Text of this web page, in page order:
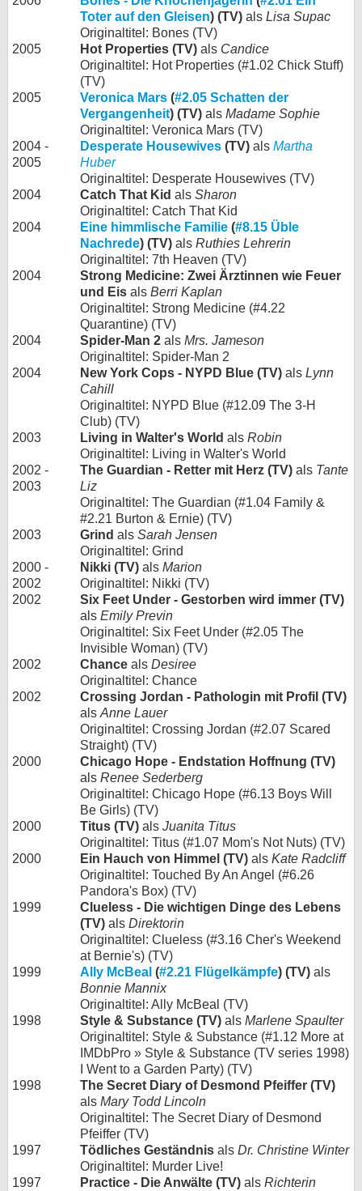
Toter auf den Gleisen) (TV) als Lisa Supac
Originaltitel: Bones (TV)
2005
Hot Properties (TV) als Candice
Originaltitel: Hot Properties (#1.02 Chick Stuff)
(TV)
2005
Veronica Mars (#2.05 Schatten der
Vergangenheit) (TV) als Madame Sophie
Originaltitel: Veronica Mars (TV)
2004 -
2005
Desperate Housewives (TV) als Martha
Huber
Originaltitel: Desperate Housewives (TV)
2004
Catch That Kid als Sharon
Originaltitel: Catch That Kid
2004
Eine himmlische Familie (#8.15 Üble
Nachrede) (TV) als Ruthies Lehrerin
Originaltitel: 7th Heaven (TV)
2004
Strong Medicine: Zwei Ärztinnen wie Feuer
und Eis als Berri Kaplan
Originaltitel: Strong Medicine (#4.22
Quarantine) (TV)
2004
Spider-Man 2 als Mrs. Jameson
Originaltitel: Spider-Man 2
2004
New York Cops - NYPD Blue (TV) als Lynn
Cahill
Originaltitel: NYPD Blue (#12.09 The 3-H
Club) (TV)
2003
Living in Walter's World als Robin
Originaltitel: Living in Walter's World
2002 -
2003
The Guardian - Retter mit Herz (TV) als Tante
Liz
Originaltitel: The Guardian (#1.04 Family &
#2.21 Burton & Ernie) (TV)
2003
Grind als Sarah Jensen
Originaltitel: Grind
2000 -
2002
Nikki (TV) als Marion
Originaltitel: Nikki (TV)
2002
Six Feet Under - Gestorben wird immer (TV)
als Emily Previn
Originaltitel: Six Feet Under (#2.05 The
Invisible Woman) (TV)
2002
Chance als Desiree
Originaltitel: Chance
2002
Crossing Jordan - Pathologin mit Profil (TV)
als Anne Lauer
Originaltitel: Crossing Jordan (#2.07 Scared
Straight) (TV)
2000
Chicago Hope - Endstation Hoffnung (TV)
als Renee Sederberg
Originaltitel: Chicago Hope (#6.13 Boys Will
Be Girls) (TV)
2000
Titus (TV) als Juanita Titus
Originaltitel: Titus (#1.07 Mom's Not Nuts) (TV)
2000
Ein Hauch von Himmel (TV) als Kate Radcliff
Originaltitel: Touched By An Angel (#6.26
Pandora's Box) (TV)
1999
Clueless - Die wichtigen Dinge des Lebens
(TV) als Direktorin
Originaltitel: Clueless (#3.16 Cher's Weekend
at Bernie's) (TV)
1999
Ally McBeal (#2.21 Flügelkämpfe) (TV) als
Bonnie Mannix
Originaltitel: Ally McBeal (TV)
1998
Style & Substance (TV) als Marlene Spaulter
Originaltitel: Style & Substance (#1.12 More at
IMDbPro » Style & Substance (TV series 1998)
I Went to a Garden Party) (TV)
1998
The Secret Diary of Desmond Pfeiffer (TV)
als Mary Todd Lincoln
Originaltitel: The Secret Diary of Desmond
Pfeiffer (TV)
1997
Tödliches Geständnis als Dr. Christine Winter
Originaltitel: Murder Live!
1997
Practice - Die Anwälte (TV) als Richterin